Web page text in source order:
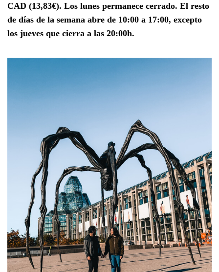
CAD (13,83€). Los lunes permanece cerrado. El resto
de días de la semana abre de 10:00 a 17:00, excepto
los jueves que cierra a las 20:00h.